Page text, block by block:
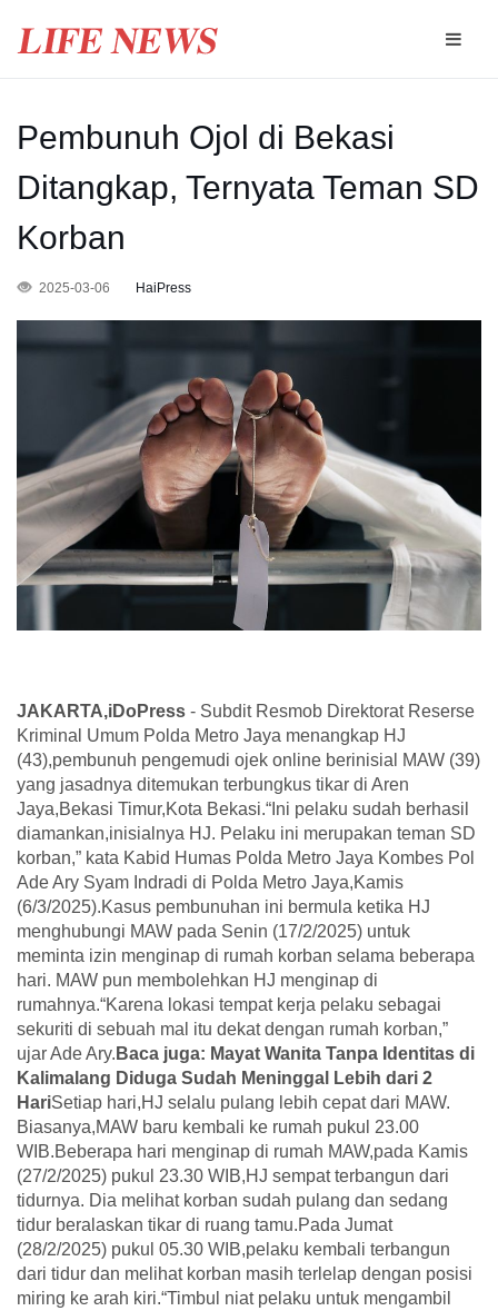
Pembunuh Ojol di Bekasi
Ditangkap, Ternyata Teman SD
Korban
2025-03-06 HaiPress
JAKARTA,iDoPress - Subdit Resmob Direktorat Reserse
Kriminal Umum Polda Metro Jaya menangkap HJ
(43),pembunuh pengemudi ojek online berinisial MAW (39)
yang jasadnya ditemukan terbungkus tikar di Aren
Jaya,Bekasi Timur,Kota Bekasi.“Ini pelaku sudah berhasil
diamankan,inisialnya HJ. Pelaku ini merupakan teman SD
korban,” kata Kabid Humas Polda Metro Jaya Kombes Pol
Ade Ary Syam Indradi di Polda Metro Jaya,Kamis
(6/3/2025).Kasus pembunuhan ini bermula ketika HJ
menghubungi MAW pada Senin (17/2/2025) untuk
meminta izin menginap di rumah korban selama beberapa
hari. MAW pun membolehkan HJ menginap di
rumahnya.“Karena lokasi tempat kerja pelaku sebagai
sekuriti di sebuah mal itu dekat dengan rumah korban,”
ujar Ade Ary. Baca juga: Mayat Wanita Tanpa Identitas di
Kalimalang Diduga Sudah Meninggal Lebih dari 2
HariSetiap hari,HJ selalu pulang lebih cepat dari MAW.
Biasanya,MAW baru kembali ke rumah pukul 23.00
WIB.Beberapa hari menginap di rumah MAW,pada Kamis
(27/2/2025) pukul 23.30 WIB,HJ sempat terbangun dari
tidurnya. Dia melihat korban sudah pulang dan sedang
tidur beralaskan tikar di ruang tamu.Pada Jumat
(28/2/2025) pukul 05.30 WIB,pelaku kembali terbangun
dari tidur dan melihat korban masih terlelap dengan posisi
miring ke arah kiri.“Timbul niat pelaku untuk mengambil